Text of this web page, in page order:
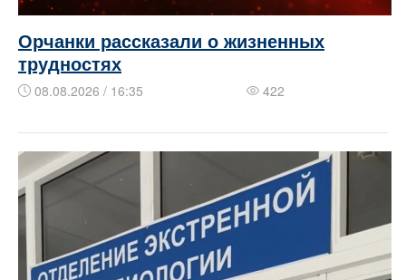
Орчанки рассказали о жизненных
трудностях
08.08.2026 / 16:35 422